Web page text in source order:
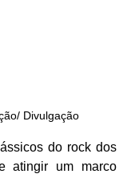
Divulgação
do rock dos
atingir um marco